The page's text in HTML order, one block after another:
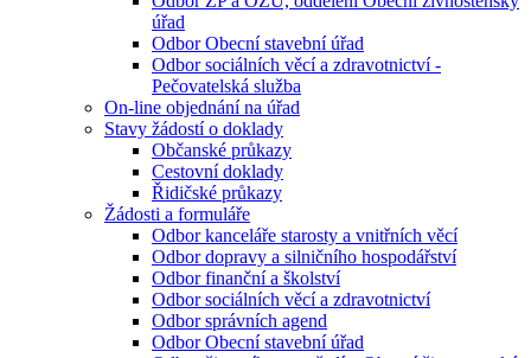
úřad
Odbor Obecní stavební úřad
Odbor sociálních věcí a zdravotnictví -
Pečovatelská služba
On-line objednání na úřad
Stavy žádostí o doklady
Občanské průkazy
Cestovní doklady
Řidičské průkazy
Žádosti a formuláře
Odbor kanceláře starosty a vnitřních věcí
Odbor dopravy a silničního hospodářství
Odbor finanční a školství
Odbor sociálních věcí a zdravotnictví
Odbor správních agend
Odbor Obecní stavební úřad